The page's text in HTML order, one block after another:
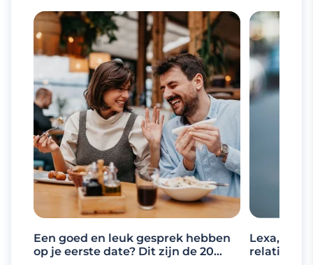
Een goed en leuk gesprek hebben
op je eerste date? Dit zijn de 20
Lexa, de
relaties